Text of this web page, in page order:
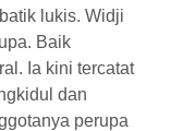
lukis. Widji
Baik
Ia kini tercatat
dan
perupa